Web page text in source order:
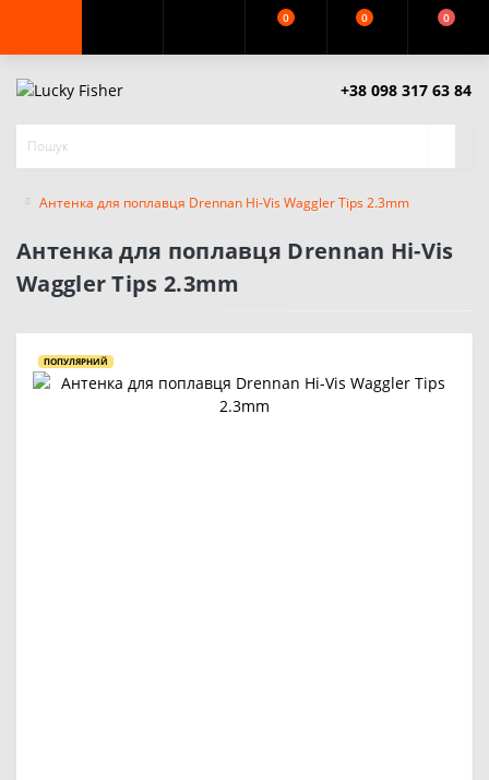
0 0 0
+38 098 317 63 84
Антенка для поплавця Drennan Hi-Vis Waggler Tips 2.3mm
Антенка для поплавця Drennan Hi-Vis
Waggler Tips 2.3mm
ПОПУЛЯРНИЙ